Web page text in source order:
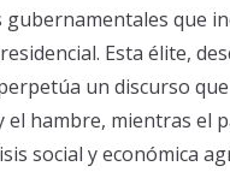
gubernamentales que
Esta élite,
un discurso
el hambre, mientras el
social y económica